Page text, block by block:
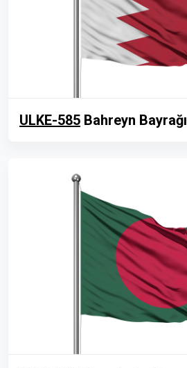
ULKE-585 Bahreyn Bayrağı